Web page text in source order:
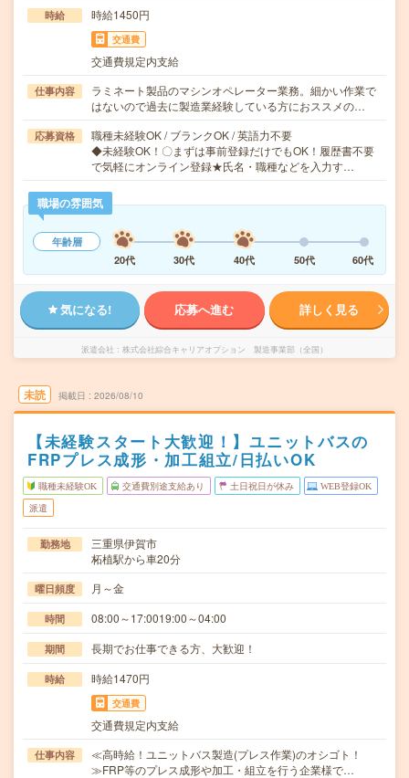
時給 時給1450円
交通費
交通費規定内支給
仕事内容
ラミネート製品のマシンオペレーター業務。細かい作業で
はないので過去に製造業経験している方におススメの…
応募資格
職種未経験OK / ブランクOK / 英語力不要
◆未経験OK！〇まずは事前登録だけでもOK！履歴書不要
で気軽にオンライン登録★氏名・職種などを入力す…
職場の雰囲気
年齢層
20代
30代 40代 50代 60代
気になる! 応募へ進む 詳しく見る
派遣会社 株式会社綜合キャリアオプション 製造事業部（全国）
未読 掲載日 2026/08/10
【未経験スタート大歓迎！】ユニットバスの
FRPプレス成形・加工組立/日払いOK
職種未経験OK 交通費別途支給あり 土日祝日が休み WEB登録OK
派遣
勤務地
三重県伊賀市
柘植駅から車20分
曜日頻度 月～金
時間 08:00～17:0019:00～04:00
期間 長期でお仕事できる方、大歓迎！
時給 時給1470円
交通費
交通費規定内支給
仕事内容
≪高時給！ユニットバス製造(プレス作業)のオシゴト！
≫FRP等のプレス成形や加工・組立を行う企業様で…